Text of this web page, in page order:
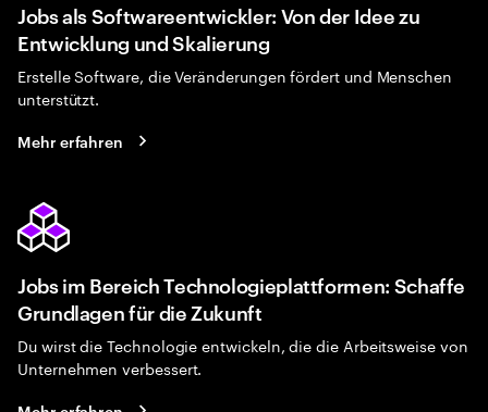
Jobs als Softwareentwickler: Von der Idee zu
Entwicklung und Skalierung
Erstelle Software, die Veränderungen fördert und Menschen
unterstützt.
Mehr erfahren
Jobs im Bereich Technologieplattformen: Schaffe
Grundlagen für die Zukunft
Du wirst die Technologie entwickeln, die die Arbeitsweise von
Unternehmen verbessert.